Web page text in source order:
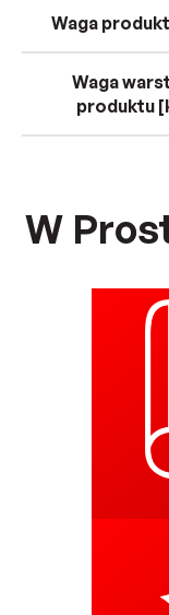
Waga
Waga
produktu
W